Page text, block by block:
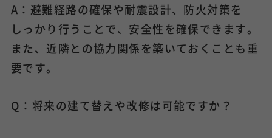
A：避難経路の確保や耐震設計、防火対策を
しっかり行うことで、安全性を確保できます。
また、近隣との協力関係を築いておくことも重
要です。
Q：将来の建て替えや改修は可能ですか？